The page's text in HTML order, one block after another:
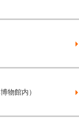
物館内）